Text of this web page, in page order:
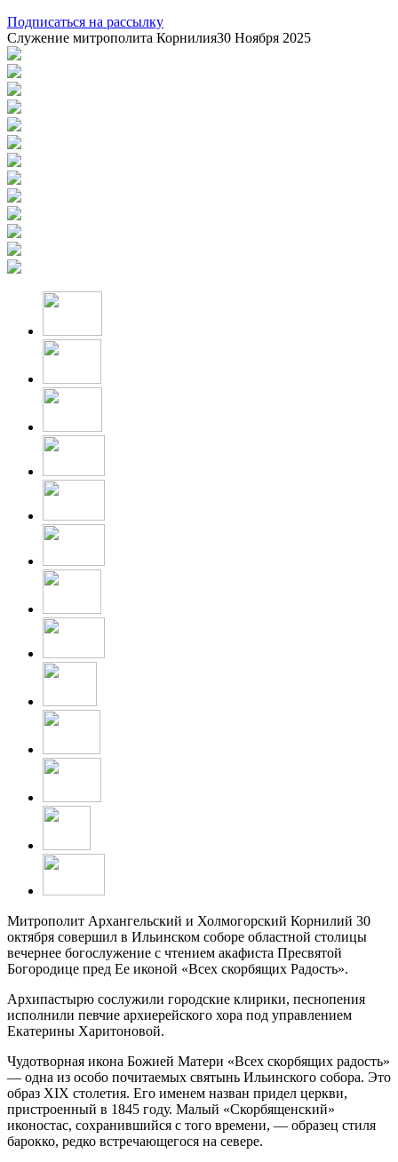
Подписаться на рассылку
Служение митрополита Корнилия30 Ноября 2025
Митрополит Архангельский и Холмогорский Корнилий 30
октября совершил в Ильинском соборе областной столицы
вечернее богослужение с чтением акафиста Пресвятой
Богородице пред Ее иконой «Всех скорбящих Радость».
Архипастырю сослужили городские клирики, песнопения
исполнили певчие архиерейского хора под управлением
Екатерины Харитоновой.
Чудотворная икона Божией Матери «Всех скорбящих радость»
— одна из особо почитаемых святынь Ильинского собора. Это
образ XIX столетия. Его именем назван придел церкви,
пристроенный в 1845 году. Малый «Скорбященский»
иконостас, сохранившийся с того времени, — образец стиля
барокко, редко встречающегося на севере.